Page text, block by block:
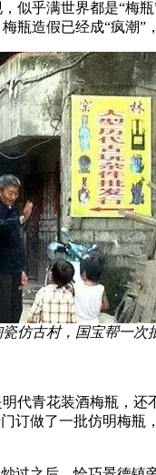
似乎满世界都是“梅
瓶造假已经成“疯潮”
仿古村，国宝帮一
代青花装酒梅瓶，
订做了一批仿明梅